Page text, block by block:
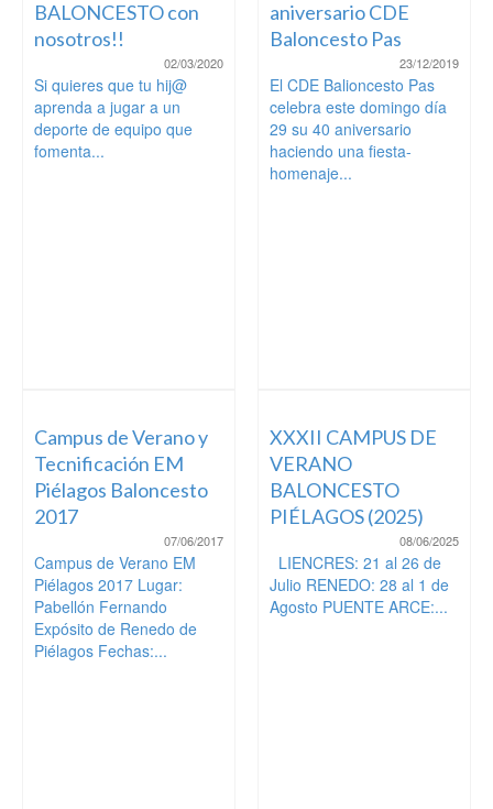
BALONCESTO con
nosotros!!
02/03/2020
Si quieres que tu hij@
aprenda a jugar a un
deporte de equipo que
fomenta...
aniversario CDE
Baloncesto Pas
23/12/2019
El CDE Balioncesto Pas
celebra este domingo día
29 su 40 aniversario
haciendo una fiesta-
homenaje...
Campus de Verano y
Tecnificación EM
Piélagos Baloncesto
2017
07/06/2017
Campus de Verano EM
Piélagos 2017 Lugar:
Pabellón Fernando
Expósito de Renedo de
Piélagos Fechas:...
XXXII CAMPUS DE
VERANO
BALONCESTO
PIÉLAGOS (2025)
08/06/2025
LIENCRES: 21 al 26 de
Julio RENEDO: 28 al 1 de
Agosto PUENTE ARCE:...